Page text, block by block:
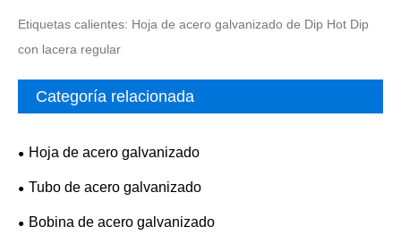
Etiquetas calientes: Hoja de acero galvanizado de Dip Hot Dip
con lacera regular
Categoría relacionada
Hoja de acero galvanizado
Tubo de acero galvanizado
Bobina de acero galvanizado